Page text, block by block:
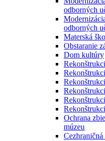
odborných
odborných
Materská
Obstaranie
Dom kultúry
Ochrana
múzeu
Cezhraničná